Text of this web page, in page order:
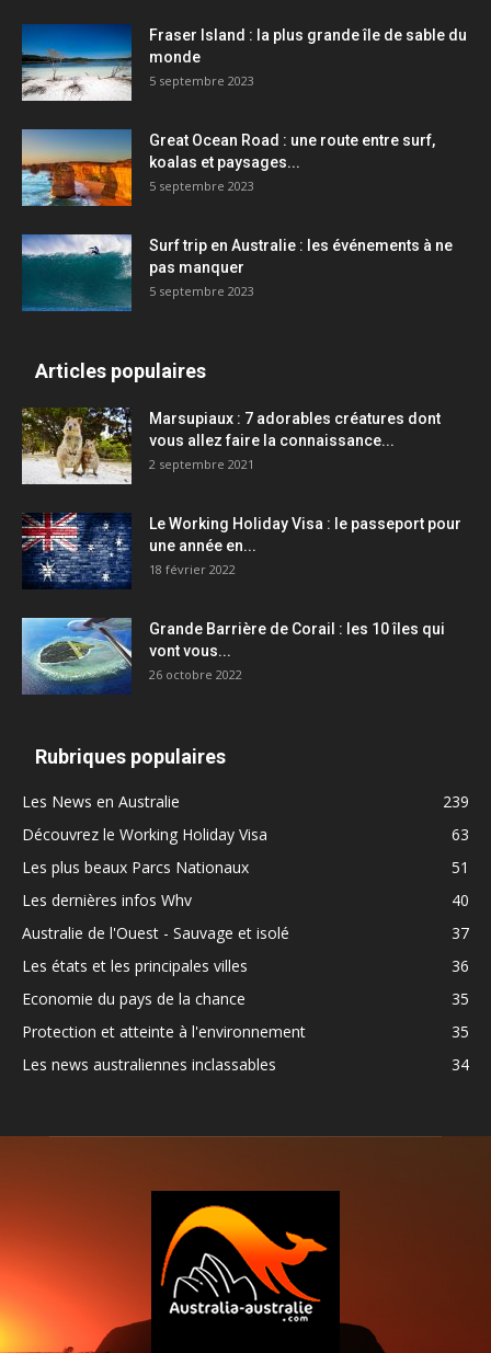
Fraser Island : la plus grande île de sable du
monde
5 septembre 2023
Great Ocean Road : une route entre surf,
koalas et paysages...
5 septembre 2023
Surf trip en Australie : les événements à ne
pas manquer
5 septembre 2023
Articles populaires
Marsupiaux : 7 adorables créatures dont
vous allez faire la connaissance...
2 septembre 2021
Le Working Holiday Visa : le passeport pour
une année en...
18 février 2022
Grande Barrière de Corail : les 10 îles qui
vont vous...
26 octobre 2022
Rubriques populaires
Les News en Australie
239
Découvrez le Working Holiday Visa
63
Les plus beaux Parcs Nationaux
51
Les dernières infos Whv
40
Australie de l'Ouest - Sauvage et isolé
37
Les états et les principales villes
36
Economie du pays de la chance
35
Protection et atteinte à l'environnement
35
Les news australiennes inclassables
34